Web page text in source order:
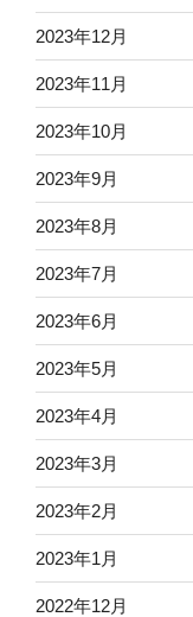
2023年12月
2023年11月
2023年10月
2023年9月
2023年8月
2023年7月
2023年6月
2023年5月
2023年4月
2023年3月
2023年2月
2023年1月
2022年12月